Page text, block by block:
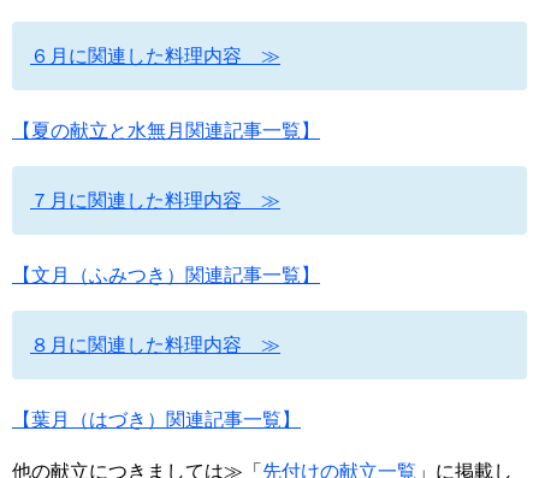
６月に関連した料理内容 ≫
【夏の献立と水無月関連記事一覧】
７月に関連した料理内容 ≫
【文月（ふみつき）関連記事一覧】
８月に関連した料理内容 ≫
【葉月（はづき）関連記事一覧】
他の献立につきましては≫「 先付けの献立一覧 」に掲載し